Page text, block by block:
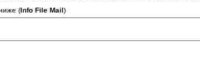
(Info File Mail)